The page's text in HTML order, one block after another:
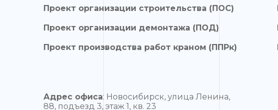
Проект организации строительства (ПОС)
Проект организации демонтажа (ПОД)
Проект производства работ краном (ППРк)
Адрес офиса: Новосибирск, улица Ленина,
88, подъезд 3, этаж 1, кв. 23